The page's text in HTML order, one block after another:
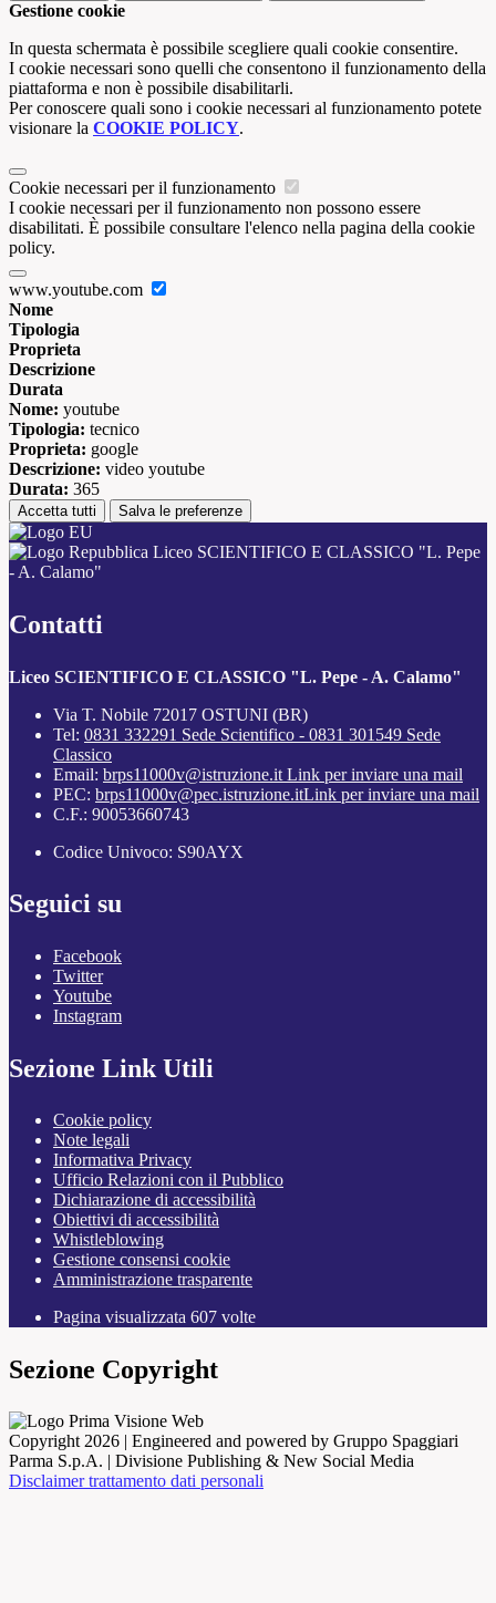
Gestione cookie
In questa schermata è possibile scegliere quali cookie consentire.
I cookie necessari sono quelli che consentono il funzionamento della
piattaforma e non è possibile disabilitarli.
Per conoscere quali sono i cookie necessari al funzionamento potete
visionare la COOKIE POLICY.
Cookie necessari per il funzionamento
I cookie necessari per il funzionamento non possono essere
disabilitati. È possibile consultare l'elenco nella pagina della cookie
policy.
www.youtube.com
Nome
Tipologia
Proprieta
Descrizione
Durata
Nome: youtube
Tipologia: tecnico
Proprieta: google
Descrizione: video youtube
Durata: 365
Accetta tutti Salva le preferenze
Liceo SCIENTIFICO E CLASSICO "L. Pepe
- A. Calamo"
Contatti
Liceo SCIENTIFICO E CLASSICO "L. Pepe - A. Calamo"
Via T. Nobile 72017 OSTUNI (BR)
Tel: 0831 332291 Sede Scientifico - 0831 301549 Sede
Classico
Email: brps11000v@istruzione.it Link per inviare una mail
PEC: brps11000v@pec.istruzione.itLink per inviare una mail
C.F.: 90053660743
Codice Univoco: S90AYX
Seguici su
Facebook
Twitter
Youtube
Instagram
Sezione Link Utili
Cookie policy
Note legali
Informativa Privacy
Ufficio Relazioni con il Pubblico
Dichiarazione di accessibilità
Obiettivi di accessibilità
Whistleblowing
Gestione consensi cookie
Amministrazione trasparente
Pagina visualizzata 607 volte
Sezione Copyright
Copyright 2026 | Engineered and powered by Gruppo Spaggiari
Parma S.p.A. | Divisione Publishing & New Social Media
Disclaimer trattamento dati personali